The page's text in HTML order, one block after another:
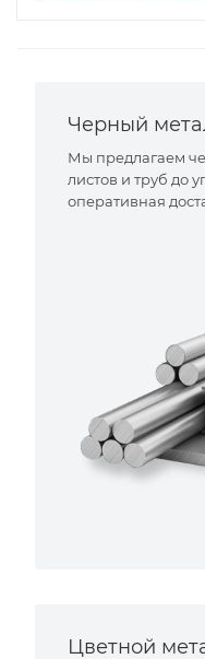
Черный
Мы предлагаем
листов и труб до
оперативная
Цветной